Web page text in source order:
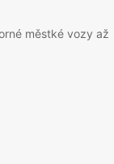
městké vozy až